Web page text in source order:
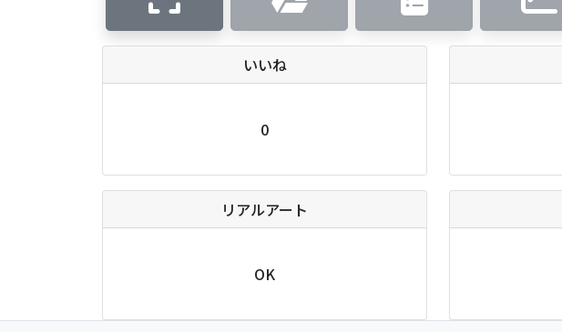
いいね
0
リアルアート
OK